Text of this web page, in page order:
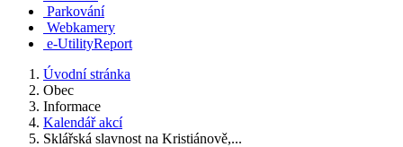
Parkování
Webkamery
e-UtilityReport
Úvodní stránka
Obec
Informace
Kalendář akcí
Sklářská slavnost na Kristiánově,...